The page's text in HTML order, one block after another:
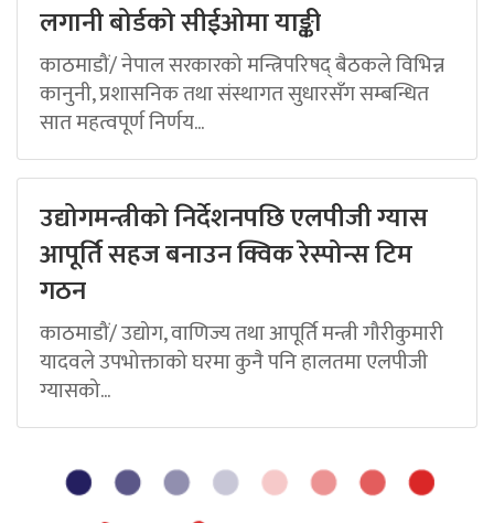
लगानी बोर्डको सीईओमा याङ्की
काठमाडौं/ नेपाल सरकारको मन्त्रिपरिषद् बैठकले विभिन्न
कानुनी, प्रशासनिक तथा संस्थागत सुधारसँग सम्बन्धित
सात महत्वपूर्ण निर्णय...
उद्योगमन्त्रीको निर्देशनपछि एलपीजी ग्यास
आपूर्ति सहज बनाउन क्विक रेस्पोन्स टिम
गठन
काठमाडौं/ उद्योग, वाणिज्य तथा आपूर्ति मन्त्री गौरीकुमारी
यादवले उपभोक्ताको घरमा कुनै पनि हालतमा एलपीजी
ग्यासको...